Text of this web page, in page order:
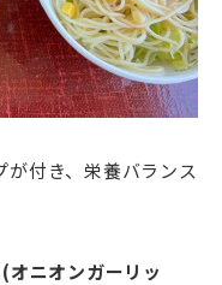
付き、栄養バランス
オニオンガーリッ